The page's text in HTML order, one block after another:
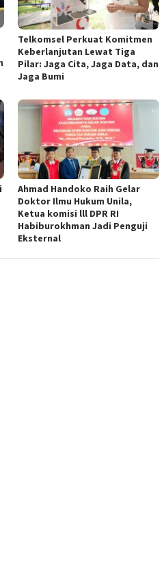
Telkomsel Perkuat Komitmen
Keberlanjutan Lewat Tiga
Pilar: Jaga Cita, Jaga Data, dan
Jaga Bumi
Ahmad Handoko Raih Gelar
Doktor Ilmu Hukum Unila,
Ketua komisi lll DPR RI
Habiburokhman Jadi Penguji
Eksternal